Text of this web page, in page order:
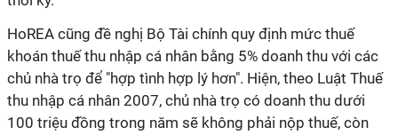
HoREA cũng đề nghị Bộ Tài chính quy định mức thuế
khoán thuế thu nhập cá nhân bằng 5% doanh thu với các
chủ nhà trọ để "hợp tình hợp lý hơn". Hiện, theo Luật Thuế
thu nhập cá nhân 2007, chủ nhà trọ có doanh thu dưới
100 triệu đồng trong năm sẽ không phải nộp thuế, còn